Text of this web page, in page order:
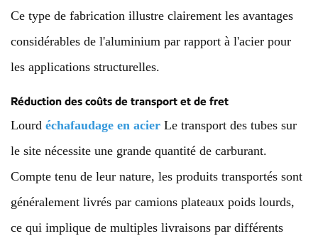
Ce type de fabrication illustre clairement les avantages
considérables de l'aluminium par rapport à l'acier pour
les applications structurelles.
Réduction des coûts de transport et de fret
Lourd échafaudage en acier Le transport des tubes sur
le site nécessite une grande quantité de carburant.
Compte tenu de leur nature, les produits transportés sont
généralement livrés par camions plateaux poids lourds,
ce qui implique de multiples livraisons par différents